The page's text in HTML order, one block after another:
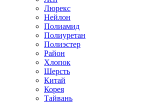
Люрекс
Нейлон
Полиамид
Полиуретан
Полиэстер
Район
Хлопок
Шерсть
Китай
Корея
Тайвань